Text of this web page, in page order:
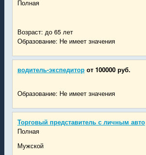
Полная
Возраст: до 65 лет
Образование: Не имеет значения
водитель-экспедитор от 100000 руб.
Образование: Не имеет значения
Торговый представитель с личным авто
Полная
Мужской